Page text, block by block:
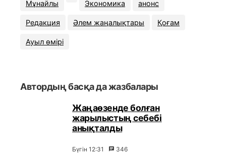
Мұнайлы Экономика анонс
Редакция Әлем жаңалықтары Қоғам
Ауыл өмірі
Автордың басқа да жазбалары
Жаңаөзенде болған
жарылыстың себебі
анықталды
Бүгін 12:31 346